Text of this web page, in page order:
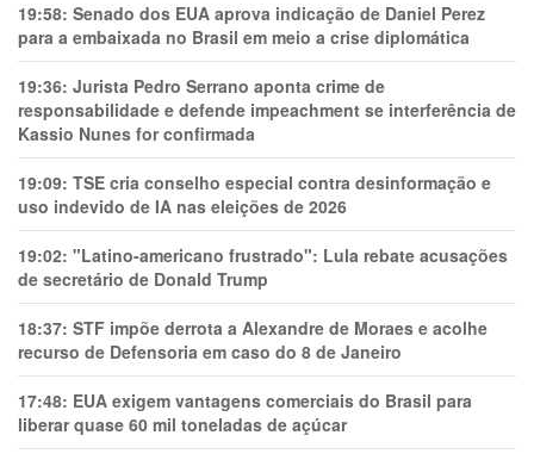
19:58: Senado dos EUA aprova indicação de Daniel Perez
para a embaixada no Brasil em meio a crise diplomática
19:36: Jurista Pedro Serrano aponta crime de
responsabilidade e defende impeachment se interferência de
Kassio Nunes for confirmada
19:09: TSE cria conselho especial contra desinformação e
uso indevido de IA nas eleições de 2026
19:02: "Latino-americano frustrado": Lula rebate acusações
de secretário de Donald Trump
18:37: STF impõe derrota a Alexandre de Moraes e acolhe
recurso de Defensoria em caso do 8 de Janeiro
17:48: EUA exigem vantagens comerciais do Brasil para
liberar quase 60 mil toneladas de açúcar